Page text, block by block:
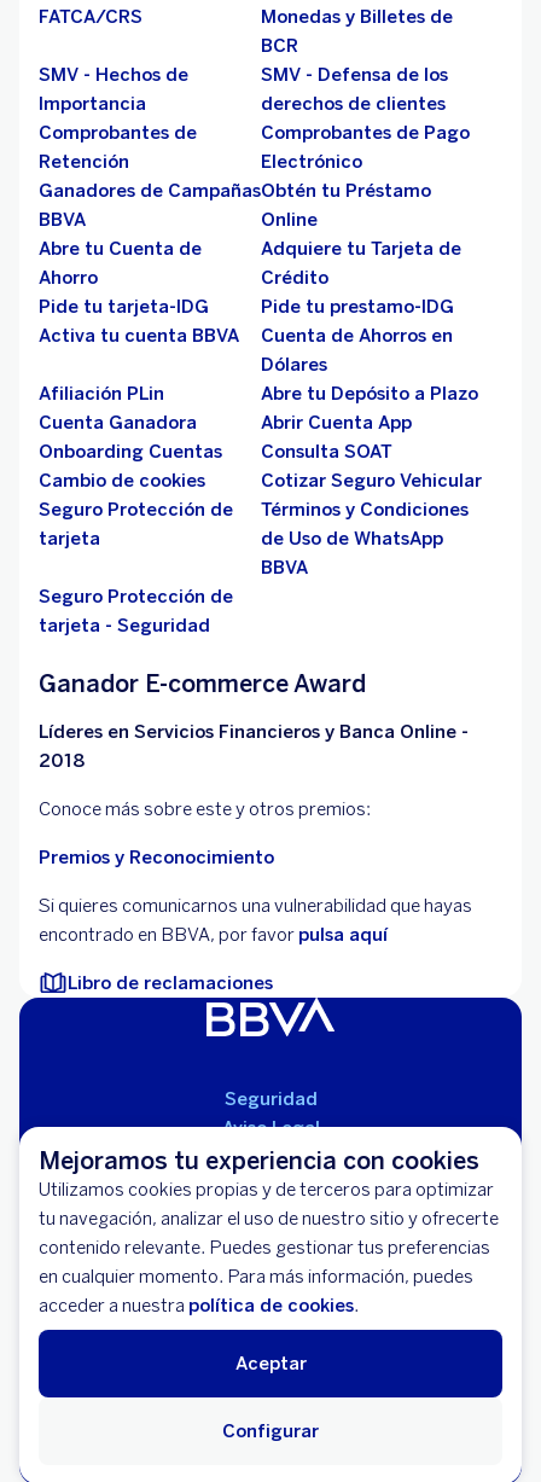
Mejoramos tu experiencia con cookies
Utilizamos cookies propias y de terceros para optimizar
tu navegación, analizar el uso de nuestro sitio y ofrecerte
contenido relevante. Puedes gestionar tus preferencias
en cualquier momento. Para más información, puedes
acceder a nuestra política de cookies.
Aceptar
Configurar
FATCA/CRS
Monedas y Billetes de
BCR
SMV - Hechos de
Importancia
SMV - Defensa de los
derechos de clientes
Comprobantes de
Retención
Comprobantes de Pago
Electrónico
Ganadores de Campañas
BBVA
Obtén tu Préstamo
Online
Abre tu Cuenta de
Ahorro
Adquiere tu Tarjeta de
Crédito
Pide tu tarjeta-IDG
Pide tu prestamo-IDG
Activa tu cuenta BBVA
Cuenta de Ahorros en
Dólares
Afiliación PLin
Abre tu Depósito a Plazo
Cuenta Ganadora
Abrir Cuenta App
Onboarding Cuentas
Consulta SOAT
Cambio de cookies
Cotizar Seguro Vehicular
Seguro Protección de
tarjeta
Términos y Condiciones
de Uso de WhatsApp
BBVA
Seguro Protección de
tarjeta - Seguridad
Ganador E-commerce Award
Líderes en Servicios Financieros y Banca Online -
2018
Conoce más sobre este y otros premios:
Premios y Reconocimiento
Si quieres comunicarnos una vulnerabilidad que hayas
encontrado en BBVA, por favor pulsa aquí
Libro de reclamaciones
Seguridad
Aviso Legal
Cláusulas Generales de Contratación
Mapa del Sitio
Libro de Reclamaciones
Llámanos (01) 595-0000
Banco BBVA Perú - RUC 20100130204
Av. República de Panamá 3055 - San Isidro